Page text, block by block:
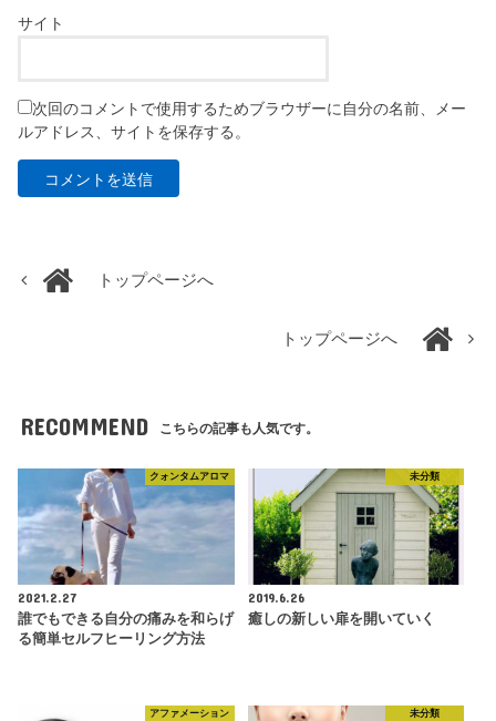
サイト
次回のコメントで使用するためブラウザーに自分の名前、メー
ルアドレス、サイトを保存する。
トップページへ
トップページへ
RECOMMEND こちらの記事も人気です。
クォンタムアロマ
2021.2.27
誰でもできる自分の痛みを和らげ
る簡単セルフヒーリング方法
未分類
2019.6.26
癒しの新しい扉を開いていく
アファメーション 未分類